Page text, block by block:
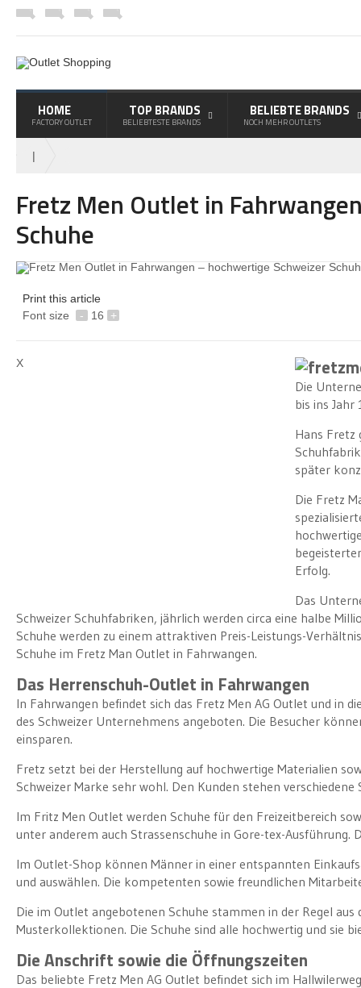
HOME
FACTORY OUTLET
TOP BRANDS
BELIEBTESTE BRANDS
BELIEBTE BRANDS
NOCH MEHR OUTLETS
|
Fretz Men Outlet in
Schuhe
Print this article
Font size
- 16 +
X
Die
bis ins Jahr
Hans Fretz
später
Die Fretz
Erfolg.
Das
Schweizer Schuhfabriken, jährlich werden circa eine halbe
Schuhe werden zu einem attraktiven Preis-Leistungs-
Schuhe im Fretz Man Outlet in Fahrwangen.
Das Herrenschuh-Outlet in Fahrwangen
In Fahrwangen befindet sich das Fretz Men AG Outlet und in
des Schweizer Unternehmens angeboten. Die Besucher
einsparen.
Fretz setzt bei der Herstellung auf hochwertige Materialien
Schweizer Marke sehr wohl. Den Kunden stehen
Im Fritz Men Outlet werden Schuhe für den Freizeitbereich
unter anderem auch Strassenschuhe in Gore-tex-
Im Outlet-Shop können Männer in einer entspannten
und auswählen. Die kompetenten sowie freundlichen
Die im Outlet angebotenen Schuhe stammen in der Regel aus
Musterkollektionen. Die Schuhe sind alle hochwertig und sie
Die Anschrift sowie die Öffnungszeiten
Das beliebte Fretz Men AG Outlet befindet sich im